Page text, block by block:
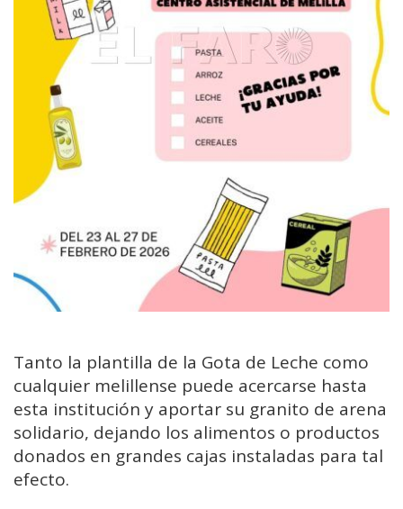
Tanto la plantilla de la Gota de Leche como
cualquier melillense puede acercarse hasta
esta institución y aportar su granito de arena
solidario, dejando los alimentos o productos
donados en grandes cajas instaladas para tal
efecto.